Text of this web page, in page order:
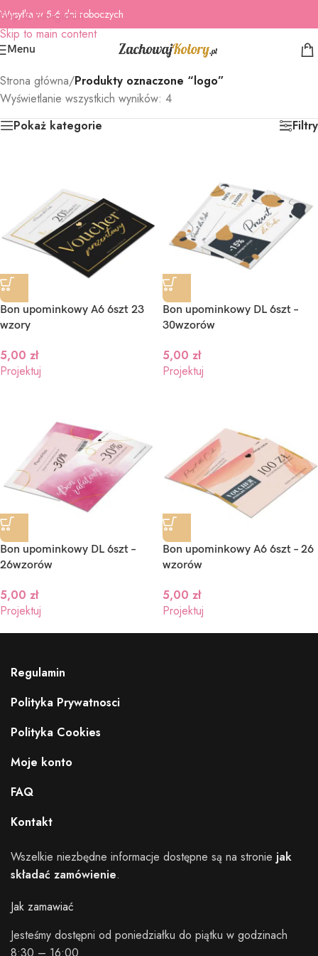
Skip to navigation
Skip to main content
Wysyłka w 5-6 dni roboczych
Menu
Strona główna/Produkty oznaczone “logo”
Wyświetlanie wszystkich wyników: 4
Pokaż kategorie Filtry
Bon upominkowy A6 6szt 23
wzory
5,00 zł
Projektuj
Bon upominkowy DL 6szt –
30wzorów
5,00 zł
Projektuj
Bon upominkowy DL 6szt –
26wzorów
5,00 zł
Projektuj
Bon upominkowy A6 6szt – 26
wzorów
5,00 zł
Projektuj
Regulamin
Polityka Prywatnosci
Polityka Cookies
Moje konto
FAQ
Kontakt
Wszelkie niezbędne informacje dostępne są na stronie jak
składać zamówienie.
Jak zamawiać
Jesteśmy dostępni od poniedziałku do piątku w godzinach
8:30 – 16:00